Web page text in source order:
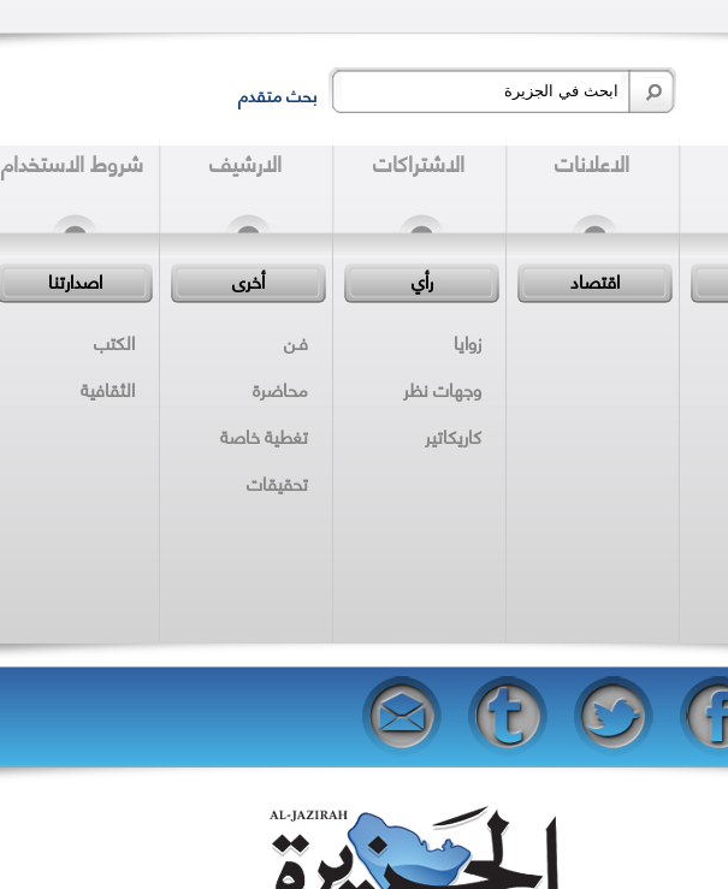
بحث متقدم
الاعلانات الاشتراكات الارشيف شروط الاستخدام
اقتصاد
رأي
زوايا
وجهات نظر
كاريكاتير
أخرى
فـن
محاضرة
تغطية خاصة
تحقيقات
اصدارتنا
الكتب
الثقافية